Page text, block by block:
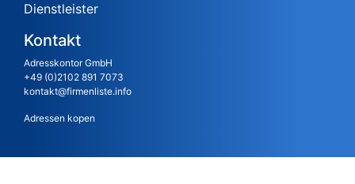
Dienstleister
Kontakt
Adresskontor GmbH
+49 (0)2102 891 7073
kontakt@firmenliste.info
Adressen kopen